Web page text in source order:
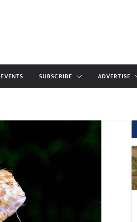
EVENTS SUBSCRIBE ADVERTISE